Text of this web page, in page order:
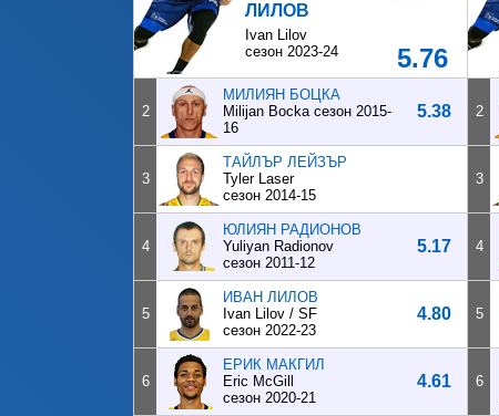
ЛИЛОВ
Ivan Lilov
сезон 2023-24
5.76
2
МИЛИЯН БОЦКА
Milijan Bockaсезон 2015-
16
5.38 2
3
ТАЙЛЪР ЛЕЙЗЪР
Tyler Laser
сезон 2014-15
3
4
ЮЛИЯН РАДИОНОВ
Yuliyan Radionov
сезон 2011-12
5.17 4
5
ИВАН ЛИЛОВ
Ivan Lilov / SF
сезон 2022-23
4.80 5
6
ЕРИК МАКГИЛ
Eric McGill
сезон 2020-21
4.61 6